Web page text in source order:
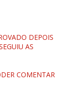
DEPOIS
AS
COMENTAR